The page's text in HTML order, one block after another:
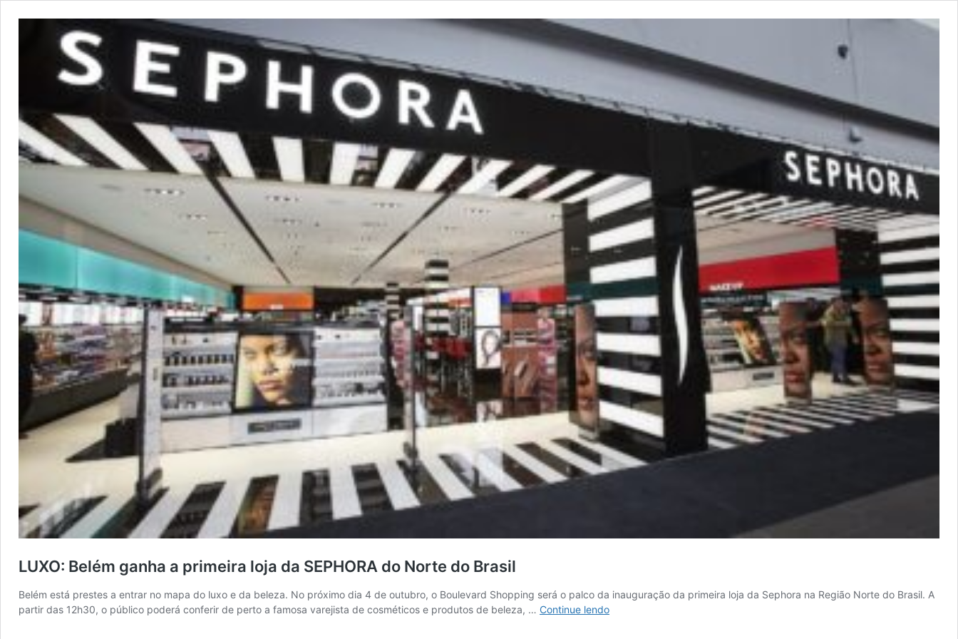
LUXO: Belém ganha a primeira loja da SEPHORA do Norte do Brasil
Belém está prestes a entrar no mapa do luxo e da beleza. No próximo dia 4 de outubro, o Boulevard Shopping será o palco da inauguração da primeira loja da Sephora na Região Norte do Brasil. A
partir das 12h30, o público poderá conferir de perto a famosa varejista de cosméticos e produtos de beleza, … Continue lendoLUXO: